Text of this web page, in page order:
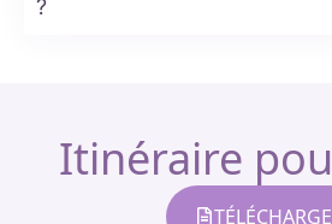
?
Itinéraire